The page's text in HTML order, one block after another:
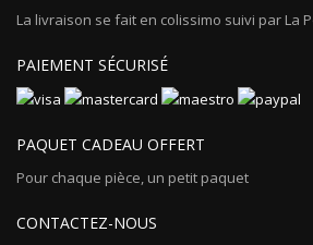
La livraison se fait en colissimo suivi par La
PAIEMENT SÉCURISÉ
PAQUET CADEAU OFFERT
Pour chaque pièce, un petit paquet
CONTACTEZ-NOUS